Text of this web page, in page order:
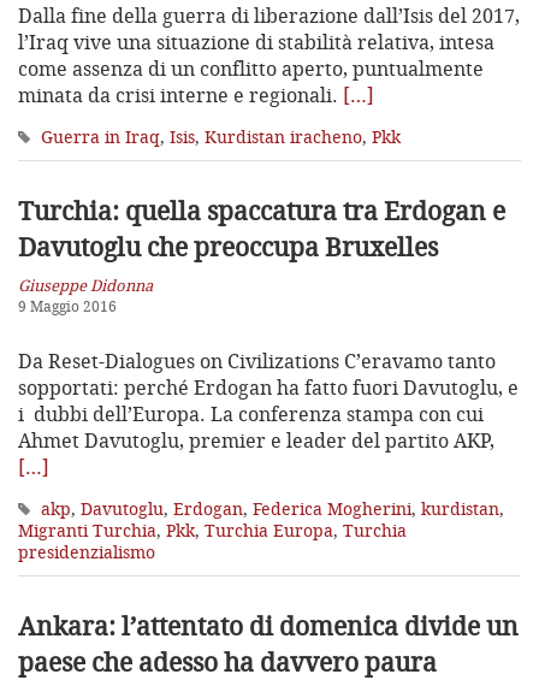
Dalla fine della guerra di liberazione dall’Isis del 2017,
l’Iraq vive una situazione di stabilità relativa, intesa
come assenza di un conflitto aperto, puntualmente
minata da crisi interne e regionali. […]
Guerra in Iraq, Isis, Kurdistan iracheno, Pkk
Turchia: quella spaccatura tra Erdogan e
Davutoglu che preoccupa Bruxelles
Giuseppe Didonna
9 Maggio 2016
Da Reset-Dialogues on Civilizations C’eravamo tanto
sopportati: perché Erdogan ha fatto fuori Davutoglu, e
i dubbi dell’Europa. La conferenza stampa con cui
Ahmet Davutoglu, premier e leader del partito AKP,
[…]
akp, Davutoglu, Erdogan, Federica Mogherini, kurdistan,
Migranti Turchia, Pkk, Turchia Europa, Turchia
presidenzialismo
Ankara: l’attentato di domenica divideun
paese che adesso ha davvero paura